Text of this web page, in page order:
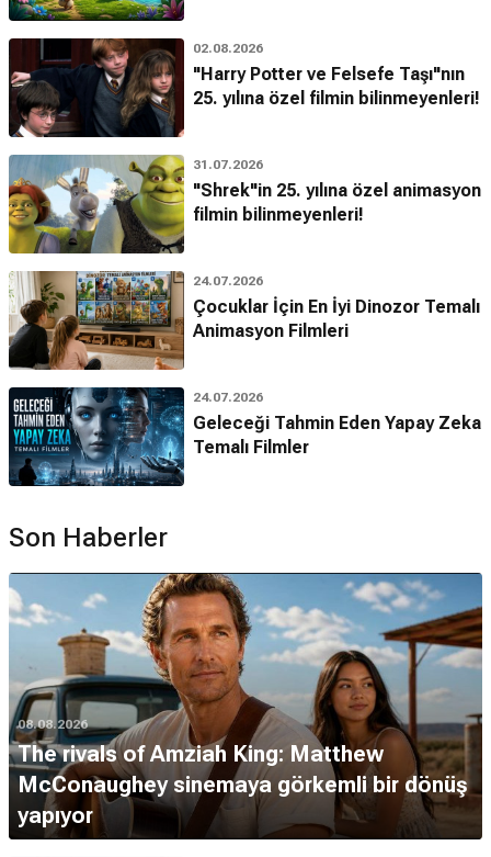
02.08.2026
"Harry Potter ve Felsefe Taşı"nın
25. yılına özel filmin bilinmeyenleri!
31.07.2026
"Shrek"in 25. yılına özel animasyon
filmin bilinmeyenleri!
24.07.2026
Çocuklar İçin En İyi Dinozor Temalı
Animasyon Filmleri
24.07.2026
Geleceği Tahmin Eden Yapay Zeka
Temalı Filmler
Son Haberler
08.08.2026
The rivals of Amziah King: Matthew
McConaughey sinemaya görkemli bir dönüş
yapıyor